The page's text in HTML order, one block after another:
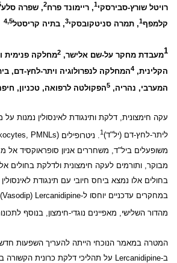
רויטל שורץ-סבירסקי1, ריימונד פרח2, שפרה סלע
קלמפף1, תמרה סניטקובסקי3, בתיה קריסטל4,5
1מעבדת מחקר על-שם אלישר, 2מחלקה פנימית
הקלינית, 4המחלקה לנפרולוגיה ויתר-לחץ-דם,
המערבי, נהריה, 5הפקולטה לרפואה, טכניון,
עקה חימצונית, דלקת ותינגודת לאינסולין נמנות על
ליתר-לחץ-דם (יל"ד)1 . ניטרופילים (polymorphonuclear leukocytes, PMNLs)
משופעלים ביל"ד, משחררים אניון סופראוקסיד אל
מבוקר, ותורמים לעקה חימצונית ולדלקת בחולים
בחולים אלו נמצא ביחס חיובי עם תינגודת
במחקרים עדכניים יוחסו ל-Lercanidipine
(Vasodip)
מהדור השלישי, מאפיינים נוגדי-חימצון, בנוסף
המטרה במאמר הנוכחי הייתה להעריך השפעות
ב-Lercanidipine על תהליכי דלקת כרונית הקשורה